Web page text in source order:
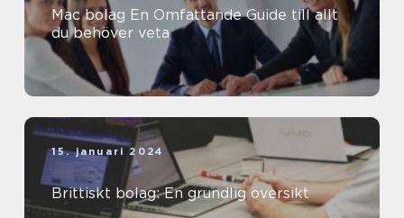
Mac bolag En Omfattande Guide till allt
du behöver veta
15. januari 2024
Brittiskt bolag: En grundlig översikt